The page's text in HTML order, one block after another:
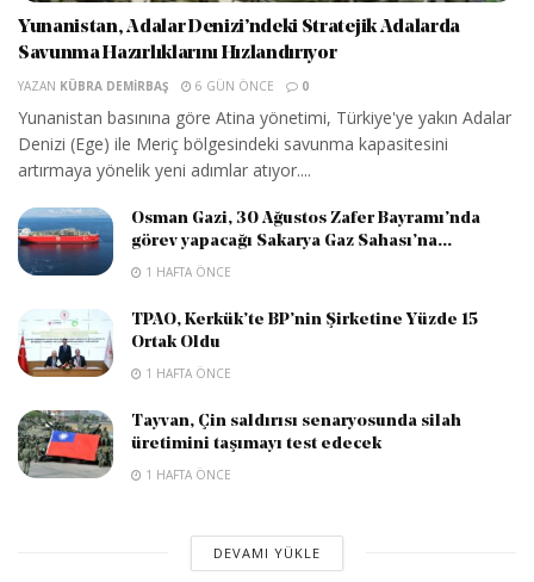
Yunanistan, Adalar Denizi’ndeki Stratejik Adalarda
Savunma Hazırlıklarını Hızlandırıyor
YAZAN KÜBRA DEMIRBAŞ 6 GÜN ÖNCE 0
Yunanistan basınına göre Atina yönetimi, Türkiye'ye yakın Adalar
Denizi (Ege) ile Meriç bölgesindeki savunma kapasitesini
artırmaya yönelik yeni adımlar atıyor....
Osman Gazi, 30 Ağustos Zafer Bayramı’nda
görev yapacağı Sakarya Gaz Sahası’na...
1 HAFTA ÖNCE
TPAO, Kerkük’te BP’nin Şirketine Yüzde 15
Ortak Oldu
1 HAFTA ÖNCE
Tayvan, Çin saldırısı senaryosunda silah
üretimini taşımayı test edecek
1 HAFTA ÖNCE
DEVAMI YÜKLE